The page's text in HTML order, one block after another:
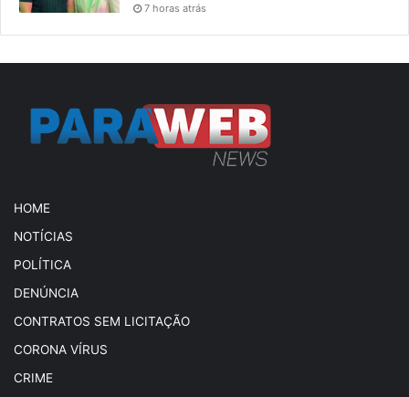
7 horas atrás
HOME
NOTÍCIAS
POLÍTICA
DENÚNCIA
CONTRATOS SEM LICITAÇÃO
CORONA VÍRUS
CRIME